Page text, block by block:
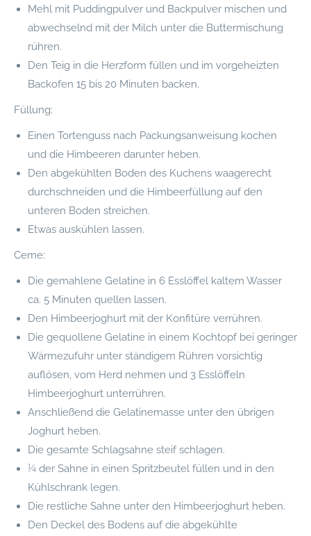
Mehl mit Puddingpulver und Backpulver mischen und
abwechselnd mit der Milch unter die Buttermischung
rühren.
Den Teig in die Herzform füllen und im vorgeheizten
Backofen 15 bis 20 Minuten backen.
Füllung:
Einen Tortenguss nach Packungsanweisung kochen
und die Himbeeren darunter heben.
Den abgekühlten Boden des Kuchens waagerecht
durchschneiden und die Himbeerfüllung auf den
unteren Boden streichen.
Etwas auskühlen lassen.
Ceme:
Die gemahlene Gelatine in 6 Esslöffel kaltem Wasser
ca. 5 Minuten quellen lassen.
Den Himbeerjoghurt mit der Konfitüre verrühren.
Die gequollene Gelatine in einem Kochtopf bei geringer
Wärmezufuhr unter ständigem Rühren vorsichtig
auflösen, vom Herd nehmen und 3 Esslöffeln
Himbeerjoghurt unterrühren.
Anschließend die Gelatinemasse unter den übrigen
Joghurt heben.
Die gesamte Schlagsahne steif schlagen.
¼ der Sahne in einen Spritzbeutel füllen und in den
Kühlschrank legen.
Die restliche Sahne unter den Himbeerjoghurt heben.
Den Deckel des Bodens auf die abgekühlte